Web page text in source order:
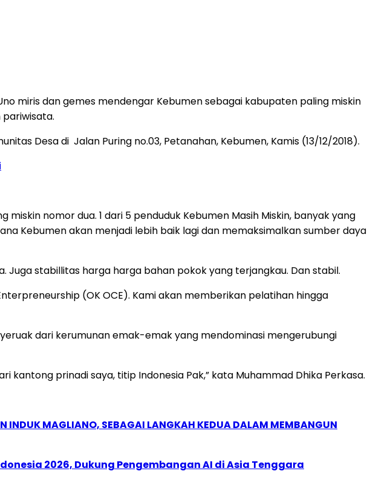
miris dan gemes mendengar Kebumen sebagai kabupaten paling miskin
Desa di Jalan Puring no.03, Petanahan, Kebumen, Kamis (13/12/2018).
nomor dua. 1 dari 5 penduduk Kebumen Masih Miskin, banyak yang
Kebumen akan menjadi lebih baik lagi dan memaksimalkan sumber daya
stabillitas harga harga bahan pokok yang terjangkau. Dan stabil.
(OK OCE). Kami akan memberikan pelatihan hingga
dari kerumunan emak-emak yang mendominasi mengerubungi
kantong prinadi saya, titip Indonesia Pak,” kata Muhammad Dhika Perkasa.
INDUK MAGLIANO, SEBAGAI LANGKAH KEDUA DALAM MEMBANGUN
2026, Dukung Pengembangan AI di Asia Tenggara